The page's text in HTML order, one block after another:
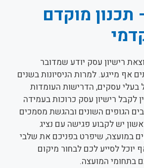
מוקדם
רישיון עסק יודע שמדובר
אף מייגע. למרות הניסיונות בשנים
בעלי עסקים, הדרישות העומדות
לקבל רישיון עסק כרוכות בעמידה
הגופים השונים ובהגשת מסמכים
יש לקבוע פגישה עם נציג
במועצה, שיפרט בפניכם את שלבי
יוכל לסייע לכם לבחור מיקום
בתחומי המועצה.